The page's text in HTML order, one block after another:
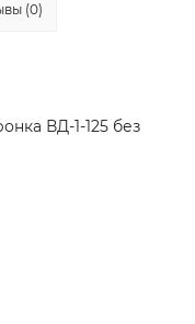
(0)
ВД-1-125 без